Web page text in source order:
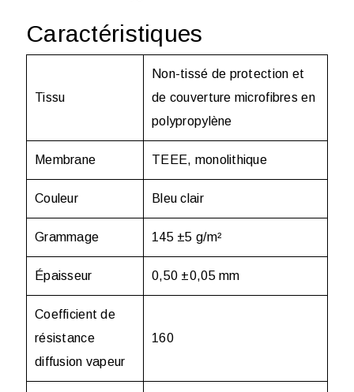
Caractéristiques
Tissu
Non-tissé de protection et
de couverture microfibres en
polypropylène
Membrane TEEE, monolithique
Couleur Bleu clair
Grammage 145 ±5 g/m²
Épaisseur 0,50 ±0,05 mm
Coefficient de
résistance
diffusion vapeur
160